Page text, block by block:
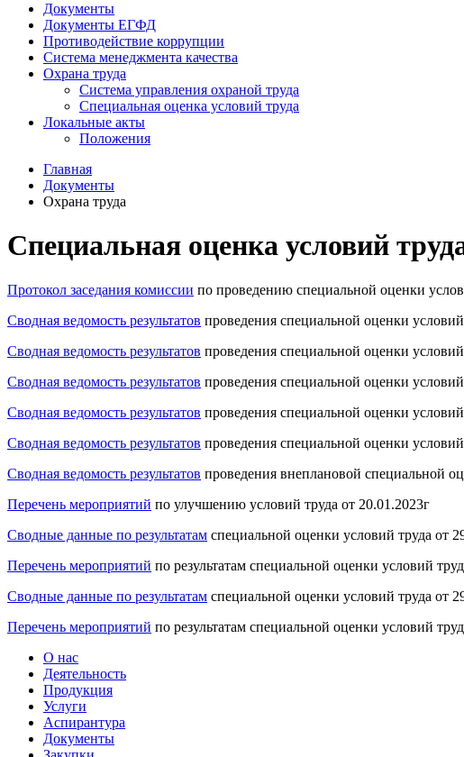
Документы
Документы ЕГФД
Противодействие коррупции
Система менеджмента качества
Охрана труда
Система управления охраной труда
Специальная оценка условий труда
Локальные акты
Положения
Главная
Документы
Охрана труда
Специальная оценка условий
Протокол заседания комиссии по проведению специальной оценки
Сводная ведомость результатов проведения специальной оценки условий
Сводная ведомость результатов проведения специальной оценки условий
Сводная ведомость результатов проведения специальной оценки условий
Сводная ведомость результатов проведения специальной оценки условий
Сводная ведомость результатов проведения специальной оценки условий
Сводная ведомость результатов проведения внеплановой специальной
Перечень мероприятий по улучшению условий труда от 20.01.2023г
Сводные данные по результатам специальной оценки условий труда от
Перечень мероприятий по результатам специальной оценки условий
Сводные данные по результатам специальной оценки условий труда от
Перечень мероприятий по результатам специальной оценки условий
О нас
Деятельность
Продукция
Услуги
Аспирантура
Документы